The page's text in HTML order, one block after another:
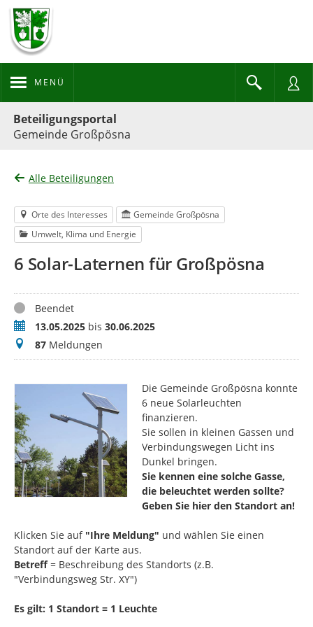
MENÜ
Beteiligungsportal
Gemeinde Großpösna
Alle Beteiligungen
Orte des Interesses
Gemeinde Großpösna
Umwelt, Klima und Energie
6 Solar-Laternen für Großpösna
StatusBeendet
Zeitraum13.05.2025 bis 30.06.2025
Meldungen
87 Meldungen
Die Gemeinde Großpösna konnte
6 neue Solarleuchten
finanzieren.
Sie sollen in kleinen Gassen und
Verbindungswegen Licht ins
Dunkel bringen.
Sie kennen eine solche Gasse,
die beleuchtet werden sollte?
Geben Sie hier den Standort an!
Klicken Sie auf "Ihre Meldung" und wählen Sie einen
Standort auf der Karte aus.
Betreff= Beschreibung des Standorts (z.B.
"Verbindungsweg Str. XY")
Es gilt: 1 Standort = 1 Leuchte